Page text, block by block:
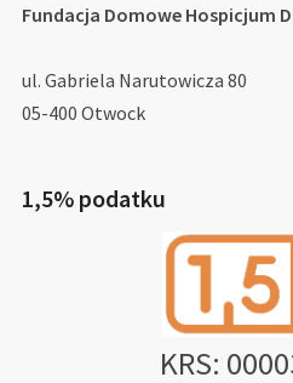
Fundacja Domowe Hospicjum
ul. Gabriela Narutowicza 80
05-400 Otwock
1,5% podatku
KRS: